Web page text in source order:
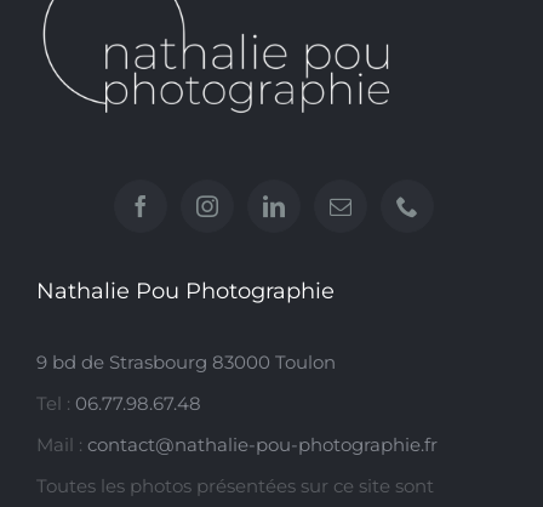
Nathalie Pou Photographie
9 bd de Strasbourg 83000 Toulon
Tel : 06.77.98.67.48
Mail : contact@nathalie-pou-photographie.fr
Toutes les photos présentées sur ce site sont